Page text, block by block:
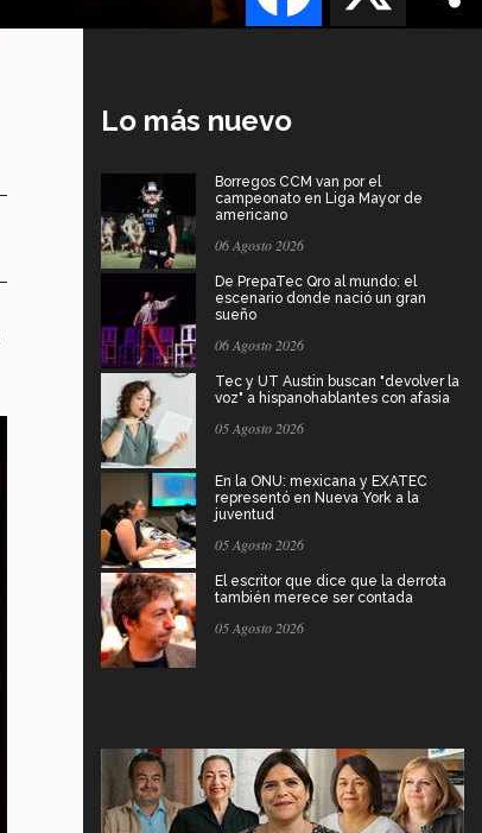
Lo más nuevo
Borregos CCM van por el
campeonato en Liga Mayor de
americano
06 Agosto 2026
De PrepaTec Qro al mundo: el
escenario donde nació un gran
sueño
06 Agosto 2026
Tec y UT Austin buscan "devolver la
voz" a hispanohablantes con afasia
05 Agosto 2026
En la ONU: mexicana y EXATEC
representó en Nueva York a la
juventud
05 Agosto 2026
El escritor que dice que la derrota
también merece ser contada
05 Agosto 2026